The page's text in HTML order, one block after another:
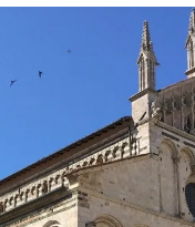
Stadt aus dem
dem Besucher
alte, militärische
die von engen und
durchzogen…